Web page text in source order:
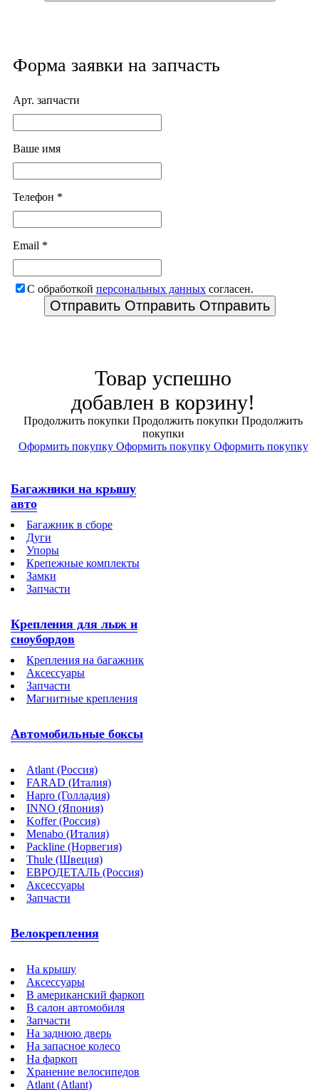
Форма заявки на запчасть
Арт. запчасти
Ваше имя
Телефон *
Email *
С обработкой персональных данных согласен.
Отправить Отправить Отправить
Товар успешно
добавлен в корзину!
Продолжить покупки Продолжить покупки Продолжить
покупки
Оформить покупку Оформить покупку Оформить покупку
Багажники на крышу
авто
Багажник в сборе
Дуги
Упоры
Крепежные комплекты
Замки
Запчасти
Крепления для лыж и
сноубордов
Крепления на багажник
Аксессуары
Запчасти
Магнитные крепления
Автомобильные боксы
Atlant (Россия)
FARAD (Италия)
Hapro (Голладия)
INNO (Япония)
Koffer (Россия)
Menabo (Италия)
Packline (Норвегия)
Thule (Швеция)
ЕВРОДЕТАЛЬ (Россия)
Аксессуары
Запчасти
Велокрепления
На крышу
Аксессуары
В американский фаркоп
В салон автомобиля
Запчасти
На заднюю дверь
На запасное колесо
На фаркоп
Хранение велосипедов
Atlant (Atlant)